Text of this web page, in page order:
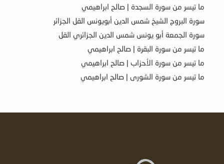
ما تيسر من سورة السجدة | صالح ابراهيمي
سورة البروج الشيخ شمس الدين أبويونس القل الجزائر
سورة الجمعة أبو يونس شمس الدين الجزائري القل
ما تيسر من سورة البقرة | صالح ابراهيمي
ما تيسر من سورة الأحزاب | صالح ابراهيمي
ما تيسر من سورة الشورى | صالح ابراهيمي